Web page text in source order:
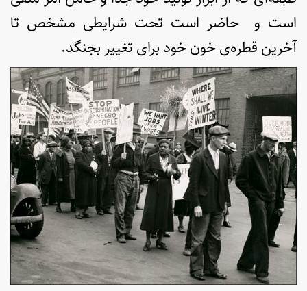
است و حاضر است تحت شرایطی مشخص تا
آخرین قطره‌ی خون خود برای تغییر بجنگد.